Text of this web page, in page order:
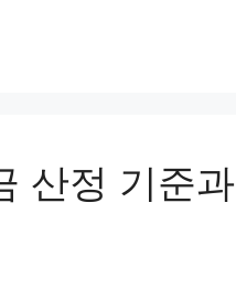
산정 기준과